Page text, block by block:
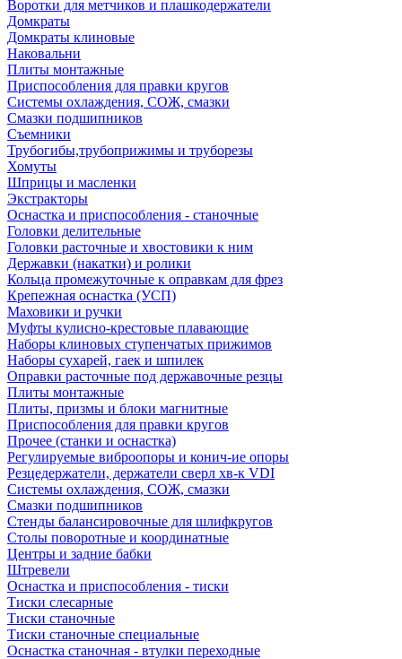
Воротки для метчиков и плашкодержатели
Домкраты
Домкраты клиновые
Наковальни
Плиты монтажные
Приспособления для правки кругов
Системы охлаждения, СОЖ, смазки
Смазки подшипников
Съемники
Трубогибы,трубоприжимы и труборезы
Хомуты
Шприцы и масленки
Экстракторы
Оснастка и приспособления - станочные
Головки делительные
Головки расточные и хвостовики к ним
Державки (накатки) и ролики
Кольца промежуточные к оправкам для фрез
Крепежная оснастка (УСП)
Маховики и ручки
Муфты кулисно-крестовые плавающие
Наборы клиновых ступенчатых прижимов
Наборы сухарей, гаек и шпилек
Оправки расточные под державочные резцы
Плиты монтажные
Плиты, призмы и блоки магнитные
Приспособления для правки кругов
Прочее (станки и оснастка)
Регулируемые виброопоры и конич-ие опоры
Резцедержатели, держатели сверл хв-к VDI
Системы охлаждения, СОЖ, смазки
Смазки подшипников
Стенды балансировочные для шлифкругов
Столы поворотные и координатные
Центры и задние бабки
Штревели
Оснастка и приспособления - тиски
Тиски слесарные
Тиски станочные
Тиски станочные специальные
Оснастка станочная - втулки переходные